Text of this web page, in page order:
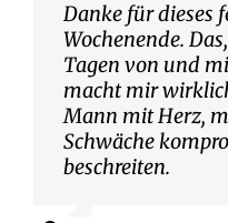
Danke für dieses
Wochenende.
Tagen von und
macht mir
Mann mit Herz,
Schwäche
beschreiten.